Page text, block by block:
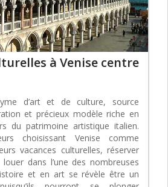
à Venise centre
d’art et de culture, source
et précieux modèle riche en
du patrimoine artistique italien.
choisissant Venise comme
vacances culturelles, réserver
dans l’une des nombreuses
et en art se révèle être un